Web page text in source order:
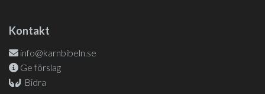
Kontakt
info@karnbibeln.se
Ge förslag
Bidra